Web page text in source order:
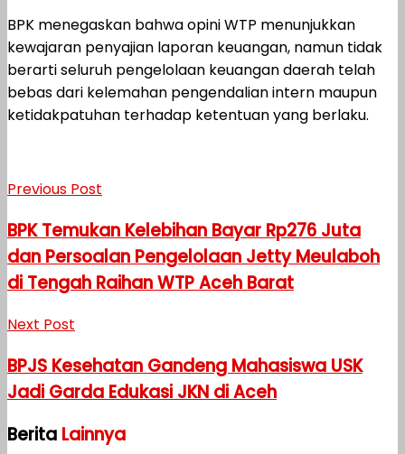
BPK menegaskan bahwa opini WTP menunjukkan
kewajaran penyajian laporan keuangan, namun tidak
berarti seluruh pengelolaan keuangan daerah telah
bebas dari kelemahan pengendalian intern maupun
ketidakpatuhan terhadap ketentuan yang berlaku.
Previous Post
BPK Temukan Kelebihan Bayar Rp276 Juta
dan Persoalan Pengelolaan Jetty Meulaboh
di Tengah Raihan WTP Aceh Barat
Next Post
BPJS Kesehatan Gandeng Mahasiswa USK
Jadi Garda Edukasi JKN di Aceh
Berita Lainnya